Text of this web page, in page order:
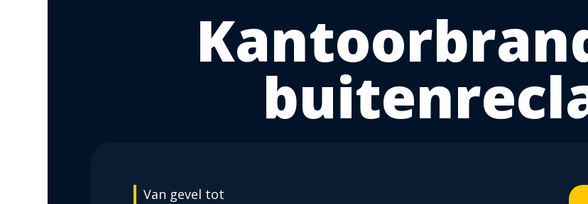
Van gevel tot